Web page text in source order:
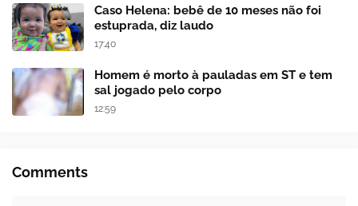
Caso Helena: bebê de 10 meses não foi
estuprada, diz laudo
17:40
Homem é morto à pauladas em ST e tem
sal jogado pelo corpo
12:59
Comments